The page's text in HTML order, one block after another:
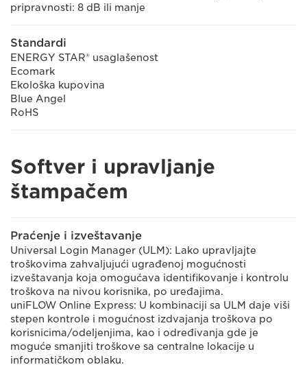
pripravnosti: 8 dB ili manje
Standardi
ENERGY STAR® usaglašenost
Ecomark
Ekološka kupovina
Blue Angel
RoHS
Softver i upravljanje
štampačem
Praćenje i izveštavanje
Universal Login Manager (ULM): Lako upravljajte
troškovima zahvaljujući ugrađenoj mogućnosti
izveštavanja koja omogućava identifikovanje i kontrolu
troškova na nivou korisnika, po uređajima.
uniFLOW Online Express: U kombinaciji sa ULM daje viši
stepen kontrole i mogućnost izdvajanja troškova po
korisnicima/odeljenjima, kao i određivanja gde je
moguće smanjiti troškove sa centralne lokacije u
informatičkom oblaku.